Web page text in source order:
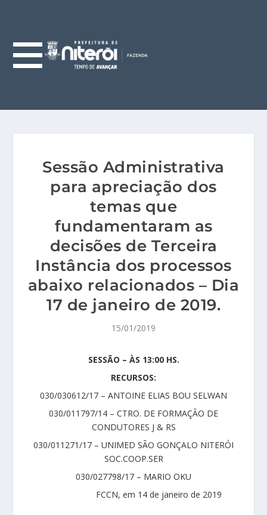
Sessão Administrativa
para apreciação dos
temas que
fundamentaram as
decisões de Terceira
Instância dos processos
abaixo relacionados – Dia
17 de janeiro de 2019.
15/01/2019
SESSÃO – ÀS 13:00 HS.
RECURSOS:
030/030612/17 – ANTOINE ELIAS BOU SELWAN
030/011797/14 – CTRO. DE FORMAÇÃO DE
CONDUTORES J & RS
030/011271/17 – UNIMED SÃO GONÇALO NITERÓI
SOC.COOP.SER
030/027798/17 – MARIO OKU
FCCN, em 14 de janeiro de 2019